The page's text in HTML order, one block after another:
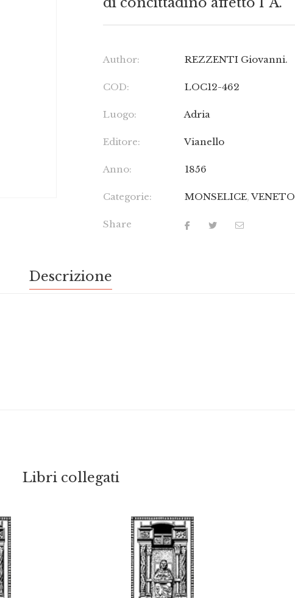
Author: REZZENTI Giovanni.
COD: LOC12-462
Luogo: Adria
Editore: Vianello
Anno: 1856
Categorie: MONSELICE,VENETO
Share
Descrizione
Libri collegati